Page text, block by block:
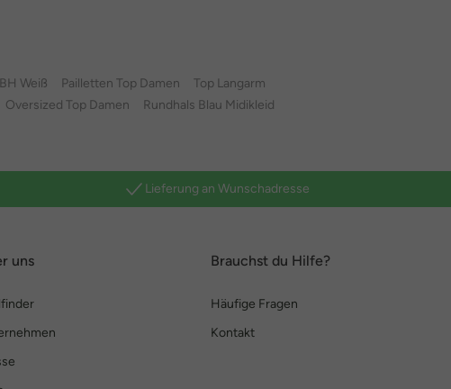
Weiß Pailletten Top Damen
Top Langarm
Oversized Top Damen
Rundhals Blau Midikleid
Lieferung an Wunschadresse
uns Brauchst du Hilfe?
Häufige Fragen
Kontakt